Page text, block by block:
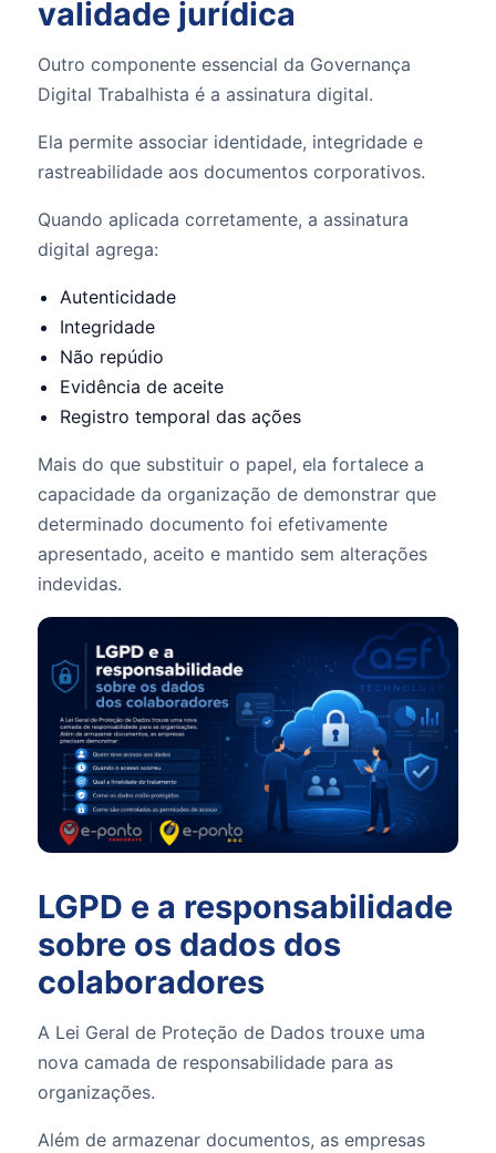
validade jurídica
Outro componente essencial da Governança
Digital Trabalhista é a assinatura digital.
Ela permite associar identidade, integridade e
rastreabilidade aos documentos corporativos.
Quando aplicada corretamente, a assinatura
digital agrega:
Autenticidade
Integridade
Não repúdio
Evidência de aceite
Registro temporal das ações
Mais do que substituir o papel, ela fortalece a
capacidade da organização de demonstrar que
determinado documento foi efetivamente
apresentado, aceito e mantido sem alterações
indevidas.
LGPD e a responsabilidade
sobre os dados dos
colaboradores
A Lei Geral de Proteção de Dados trouxe uma
nova camada de responsabilidade para as
organizações.
Além de armazenar documentos, as empresas